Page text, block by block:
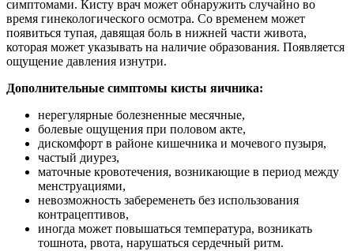
симптомами. Кисту врач может обнаружить случайно во
время гинекологического осмотра. Со временем может
появиться тупая, давящая боль в нижней части живота,
которая может указывать на наличие образования. Появляется
ощущение давления изнутри.
Дополнительные симптомы кисты яичника:
нерегулярные болезненные месячные,
болевые ощущения при половом акте,
дискомфорт в районе кишечника и мочевого пузыря,
частый диурез,
маточные кровотечения, возникающие в период между
менструациями,
невозможность забеременеть без использования
контрацептивов,
иногда может повышаться температура, возникать
тошнота, рвота, нарушаться сердечный ритм.